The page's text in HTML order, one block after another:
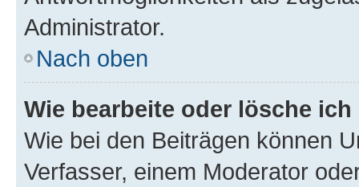
Administrator.
Nach oben
Wie bearbeite oder lösche
Wie bei den Beiträgen können
Verfasser, einem Moderator